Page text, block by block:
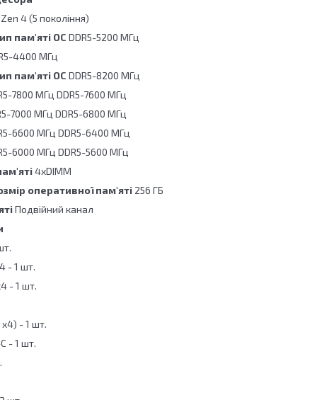
4 (5 покоління)
пам'яті OC DDR5-5200 МГц
4400 МГц
пам'яті OC DDR5-8200 МГц
7800 МГц DDR5-7600 МГц
7000 МГц DDR5-6800 МГц
6600 МГц DDR5-6400 МГц
6000 МГц DDR5-5600 МГц
4xDIMM
оперативної пам'яті 256 ГБ
Подвійний канал
- 1 шт.
- 1 шт.
- 1 шт.
- 1 шт.